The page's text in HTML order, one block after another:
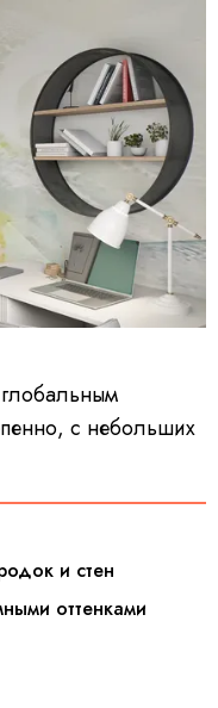
глобальным
с небольших
и стен
оттенками